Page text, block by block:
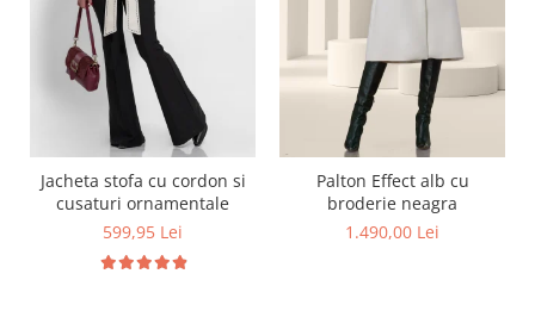
Jacheta stofa cu cordon si
cusaturi ornamentale
599,95 Lei
Palton Effect alb cu
broderie neagra
1.490,00 Lei